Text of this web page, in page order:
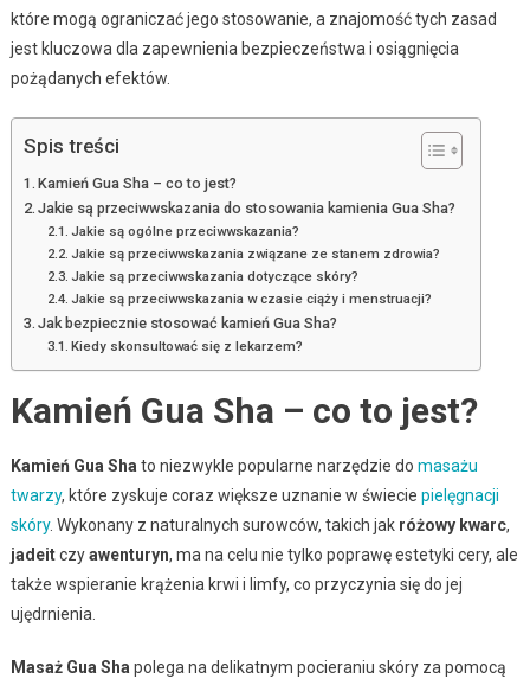
które mogą ograniczać jego stosowanie, a znajomość tych zasad
jest kluczowa dla zapewnienia bezpieczeństwa i osiągnięcia
pożądanych efektów.
Spis treści
Kamień Gua Sha – co to jest?
Jakie są przeciwwskazania do stosowania kamienia Gua Sha?
Jakie są ogólne przeciwwskazania?
Jakie są przeciwwskazania związane ze stanem zdrowia?
Jakie są przeciwwskazania dotyczące skóry?
Jakie są przeciwwskazania w czasie ciąży i menstruacji?
Jak bezpiecznie stosować kamień Gua Sha?
Kiedy skonsultować się z lekarzem?
Kamień Gua Sha – co to jest?
Kamień Gua Sha to niezwykle popularne narzędzie do masażu
twarzy, które zyskuje coraz większe uznanie w świecie pielęgnacji
skóry. Wykonany z naturalnych surowców, takich jak różowy kwarc,
jadeitczyawenturyn, ma na celu nie tylko poprawę estetyki cery, ale
także wspieranie krążenia krwi i limfy, co przyczynia się do jej
ujędrnienia.
Masaż Gua Sha polega na delikatnym pocieraniu skóry za pomocą